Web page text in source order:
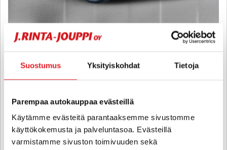
Suostumus Yksityiskohdat Tietoja
Parempaa autokauppaa evästeillä
Käytämme evästeitä parantaaksemme sivustomme
käyttökokemusta ja palveluntasoa. Evästeillä
varmistamme sivuston toimivuuden sekä
Toyota C-HR
FACELIFT, AKTIIVINEN VAKKARI, LED, KAMERA, JUURI HUOLLETTU
26 800 €
alk. 274 € / kk
seinäjoki